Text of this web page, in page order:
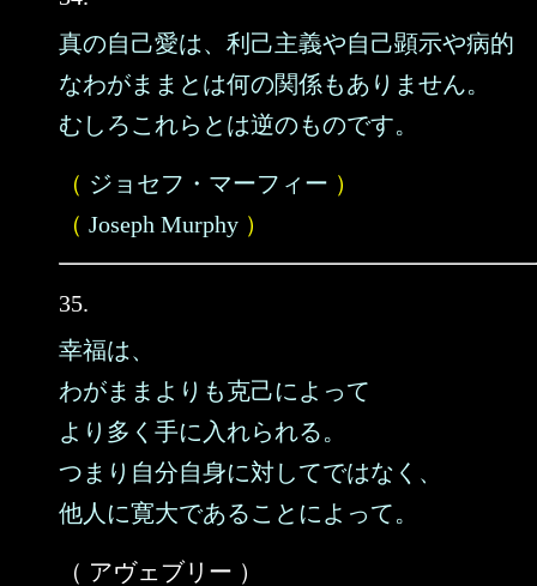
真の自己愛は、利己主義や自己顕示や病的
なわがままとは何の関係もありません。
むしろこれらとは逆のものです。
（ ジョセフ・マーフィー ）
（ Joseph Murphy ）
35.
幸福は、
わがままよりも克己によって
より多く手に入れられる。
つまり自分自身に対してではなく、
他人に寛大であることによって。
（ アヴェブリー ）